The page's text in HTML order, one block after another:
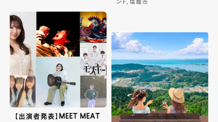
ント, 塩竈市
【出演者発表】MEET MEAT